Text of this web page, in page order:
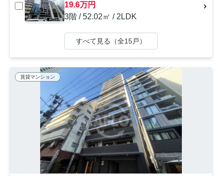
19.6万円
3階 / 52.02㎡ / 2LDK
すべて見る（全15戸）
賃貸マンション